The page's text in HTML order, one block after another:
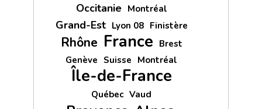
Occitanie Montréal
Grand-Est Lyon 08 Finistère
Rhône France Brest
Genève Suisse Montréal
Île-de-France
Québec Vaud